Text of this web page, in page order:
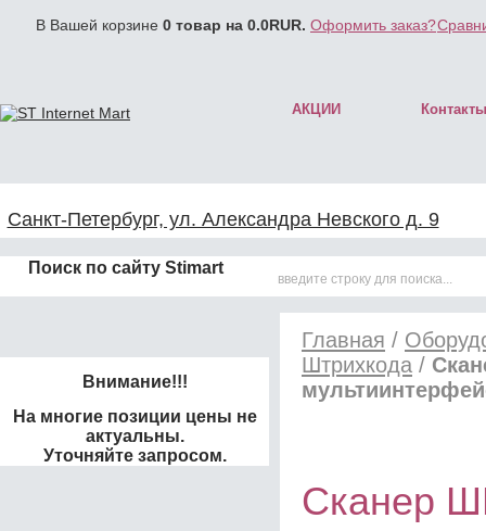
В Вашей корзине 0 товар на 0.0RUR. Оформить заказ?
АКЦИИ Контакты
Санкт-Петербург, ул. Александра Невского д. 9
Поиск по сайту Stimart
Внимание!!!
На многие позиции цены не
актуальны.
Уточняйте запросом.
Главная /
Штрихкода /
Сканер